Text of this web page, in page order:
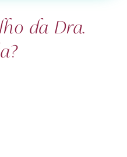
da Dra.